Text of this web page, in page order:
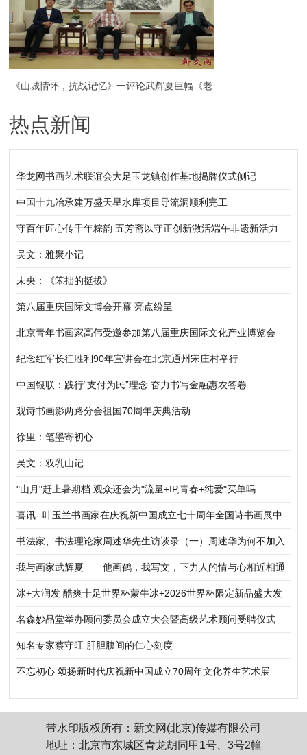
《山城情怀，抗战记忆》一评论武辉夏巨幅《老
山城一览图》
热点新闻
华龙网书画艺术联谊会大足玉龙镇创作基地揭牌仪式侧记
中国十九冶承建万盛天星水库项目导流洞顺利完工
守百年匠心传千年粽韵 五芳斋以守正创新激活端午非遗新活力
吴文：雅聚小记
未央：《笨拙的挺拔》
第八届重庆国际文博会开幕 亮点纷呈
北京青年书画家高伟受邀参加第八届重庆国际文化产业博览会
纪念红军长征胜利90年宣讲会在北京通州宋庄村举行
中国银联：践行“支付为民”理念 奋力书写金融惠农答卷
观诗书画影两路分会祖国70周年庆典活动
徐里：笔墨寄初心
吴文：双乳山记
"山月"赶上暑期档 观众还会为"流量+IP,青春+纯爱"买单吗
喜讯--叶玉兰书画家在庆祝新中国成立七十周年全国诗书画展中
获奖
书法家、书法理论家周述华先生访谈录（一）周述华为何不加入
书协的原因
我与画家武辉夏——他画鹤，我写文，下力人的情与心相近相通
冰+大润发 酷爽十足世界杯蒙牛冰+2026世界杯限定新品盛大发
布
名森妙品堂举办顾问委员会成立大会暨高级艺术顾问受聘仪式
知名专家蔡守旺 肝胆胰间的仁心刻度
不忘初心 颂扬新时代庆祝新中国成立70周年文化养生艺术展
带水印版权所有：新文网(北京)传媒有限公司
地址：北京市东城区青龙胡同甲1号、3号2幢